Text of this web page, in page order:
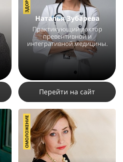
Наталья Зубарева
Практикующий доктор
превентивной и
интегративной медицины.
Перейти на сайт
ОМОЛОЖЕНИЕ